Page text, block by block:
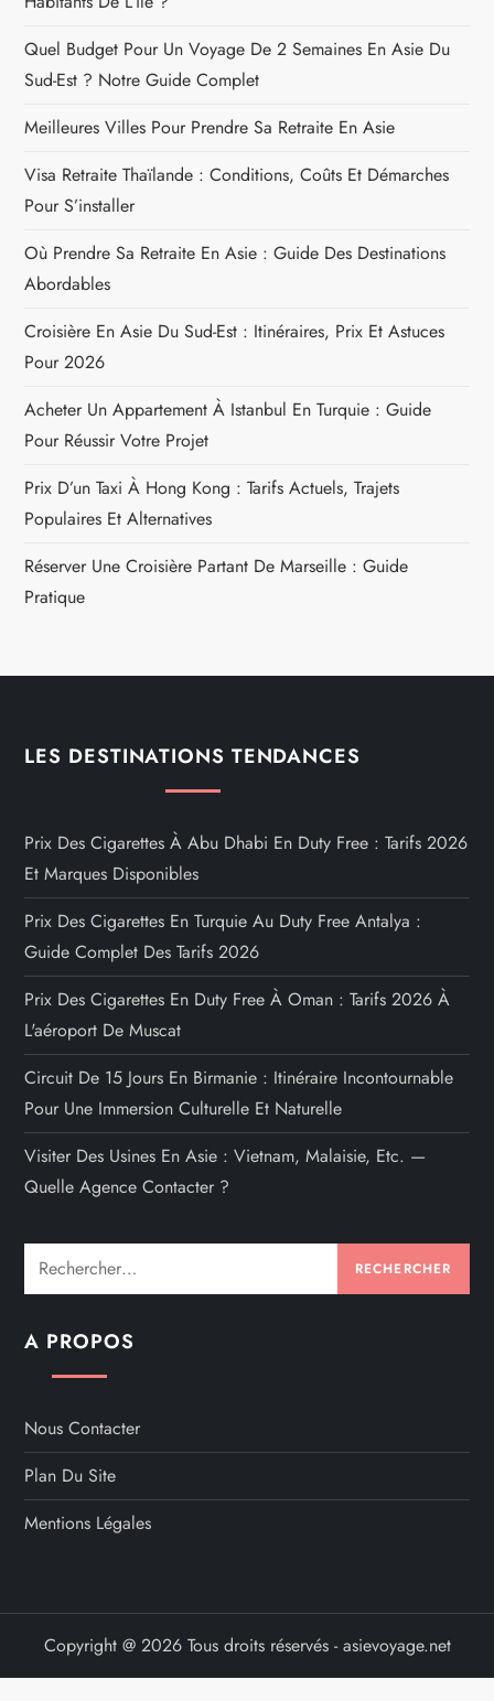
Quel Budget Pour Un Voyage De 2 Semaines En Asie Du
Sud-Est ? Notre Guide Complet
Meilleures Villes Pour Prendre Sa Retraite En Asie
Visa Retraite Thaïlande : Conditions, Coûts Et Démarches
Pour S’installer
Où Prendre Sa Retraite En Asie : Guide Des Destinations
Abordables
Croisière En Asie Du Sud-Est : Itinéraires, Prix Et Astuces
Pour 2026
Acheter Un Appartement À Istanbul En Turquie : Guide
Pour Réussir Votre Projet
Prix D’un Taxi À Hong Kong : Tarifs Actuels, Trajets
Populaires Et Alternatives
Réserver Une Croisière Partant De Marseille : Guide
Pratique
LES DESTINATIONS TENDANCES
Prix Des Cigarettes À Abu Dhabi En Duty Free : Tarifs 2026
Et Marques Disponibles
Prix Des Cigarettes En Turquie Au Duty Free Antalya :
Guide Complet Des Tarifs 2026
Prix Des Cigarettes En Duty Free À Oman : Tarifs 2026 À
L'aéroport De Muscat
Circuit De 15 Jours En Birmanie : Itinéraire Incontournable
Pour Une Immersion Culturelle Et Naturelle
Visiter Des Usines En Asie : Vietnam, Malaisie, Etc. —
Quelle Agence Contacter ?
Rechercher :
A PROPOS
Nous Contacter
Plan Du Site
Mentions Légales
Copyright @ 2026 Tous droits réservés - asievoyage.net